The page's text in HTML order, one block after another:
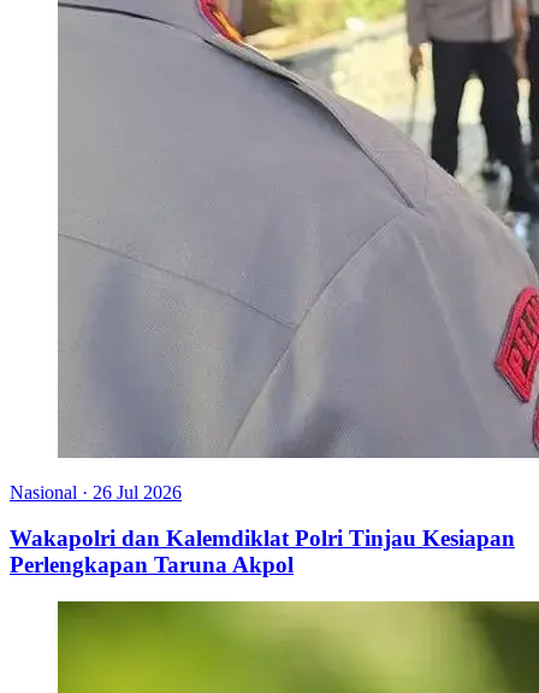
Nasional · 26 Jul 2026
Wakapolri dan Kalemdiklat Polri Tinjau Kesiapan
Perlengkapan Taruna Akpol